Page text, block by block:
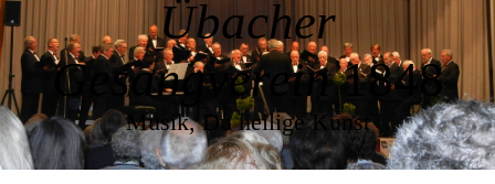
Übacher
Gesangverein1848
Musik, Du heilige Kunst